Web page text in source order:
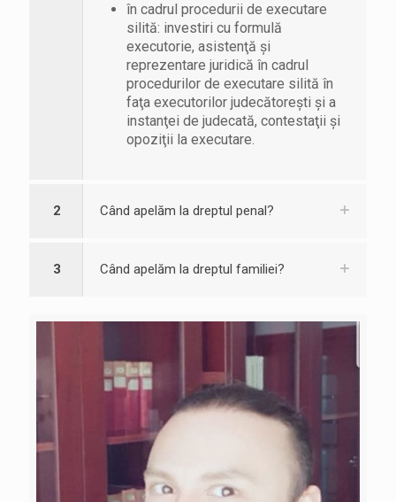
în cadrul procedurii de executare
silită: investiri cu formulă
executorie, asistenţă şi
reprezentare juridică în cadrul
procedurilor de executare silită în
faţa executorilor judecătoreşti şi a
instanţei de judecată, contestaţii şi
opoziţii la executare.
2 Când apelăm la dreptul penal?
3 Când apelăm la dreptul familiei?